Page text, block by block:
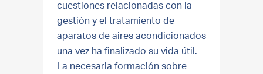
cuestiones relacionadas con la
gestión y el tratamiento de
aparatos de aires acondicionados
una vez ha finalizado su vida útil.
La necesaria formación sobre